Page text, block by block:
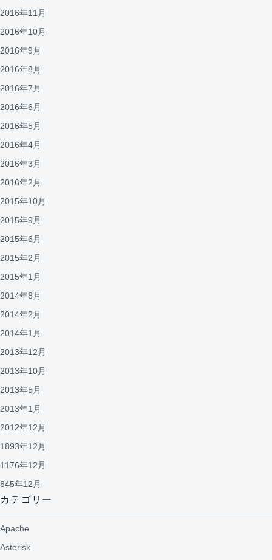
2016年11月
2016年10月
2016年9月
2016年8月
2016年7月
2016年6月
2016年5月
2016年4月
2016年3月
2016年2月
2015年10月
2015年9月
2015年6月
2015年2月
2015年1月
2014年8月
2014年2月
2014年1月
2013年12月
2013年10月
2013年5月
2013年1月
2012年12月
1893年12月
1176年12月
845年12月
カテゴリー
Apache
Asterisk